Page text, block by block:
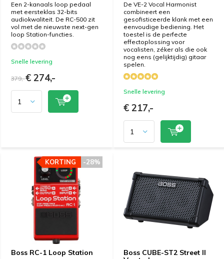
Een 2-kanaals loop pedaal
met eersteklas 32-bits
audiokwaliteit. De RC-500 zit
vol met de nieuwste next-gen
loop Station-functies.
Snelle levering
379,-€ 274,-
De VE-2 Vocal Harmonist
combineert een
gesofisticeerde klank met een
eenvoudige bediening. Het
toestel is de perfecte
effectoplossing voor
vocalisten, zéker als die ook
nog eens (gelijktijdig) gitaar
spelen.
Snelle levering
€ 217,-
Boss RC-1 Loop Station
-28%
KORTING -28%
KORTING
Boss CUBE-ST2 Street II